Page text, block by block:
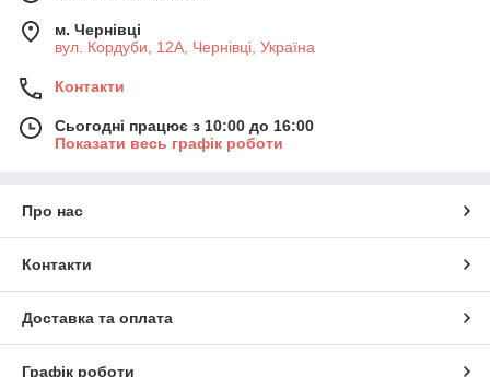
м. Чернівці
вул. Кордуби, 12А, Чернівці, Україна
Контакти
Сьогодні працює з 10:00 до 16:00
Показати весь графік роботи
Про нас
Контакти
Доставка та оплата
Графік роботи